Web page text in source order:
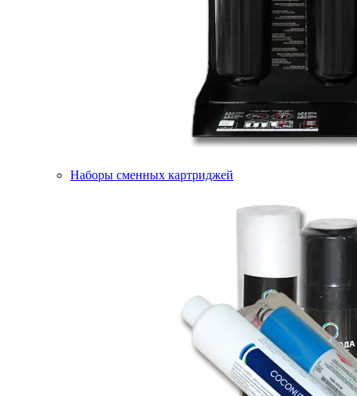
Наборы сменных картриджей